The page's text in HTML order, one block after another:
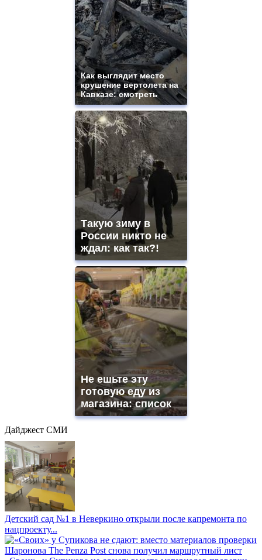
Как выглядит место
крушение вертолета на
Кавказе: смотреть
Такую зиму в
России никто не
ждал: как так?!
Не ешьте эту
готовую еду из
магазина: список
Дайджест СМИ
Детский сад №1 в Неверкино открыли после капремонта по
нацпроекту...